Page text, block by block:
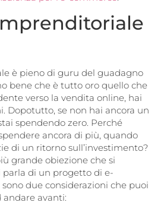
è pieno di guru del guadagno
bene che è tutto oro quello che
verso la vendita online, hai
Dopotutto, se non hai ancora un
spendendo zero. Perché
ancora di più, quando
di un ritorno sull’investimento?
grande obiezione che si
parla di un progetto di e-
due considerazioni che puoi
avanti: